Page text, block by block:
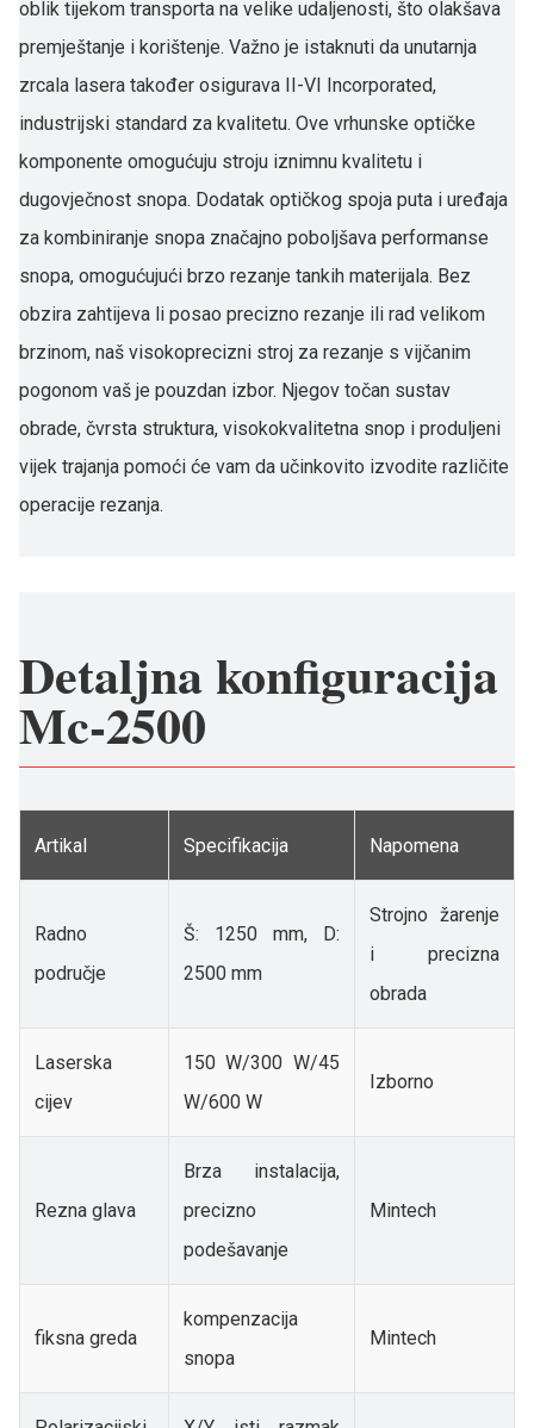
oblik tijekom transporta na velike udaljenosti, što olakšava
premještanje i korištenje. Važno je istaknuti da unutarnja
zrcala lasera također osigurava II-VI Incorporated,
industrijski standard za kvalitetu. Ove vrhunske optičke
komponente omogućuju stroju iznimnu kvalitetu i
dugovječnost snopa. Dodatak optičkog spoja puta i uređaja
za kombiniranje snopa značajno poboljšava performanse
snopa, omogućujući brzo rezanje tankih materijala. Bez
obzira zahtijeva li posao precizno rezanje ili rad velikom
brzinom, naš visokoprecizni stroj za rezanje s vijčanim
pogonom vaš je pouzdan izbor. Njegov točan sustav
obrade, čvrsta struktura, visokokvalitetna snop i produljeni
vijek trajanja pomoći će vam da učinkovito izvodite različite
operacije rezanja.
Detaljna konfiguracija
Mc-2500
Artikal Specifikacija Napomena
Radno
područje
Š: 1250 mm, D:
2500 mm
Strojno žarenje
i precizna
obrada
Laserska
cijev
150 W/300 W/45
W/600 W
Izborno
Rezna glava
Brza instalacija,
precizno
podešavanje
Mintech
fiksna greda
kompenzacija
snopa
Mintech